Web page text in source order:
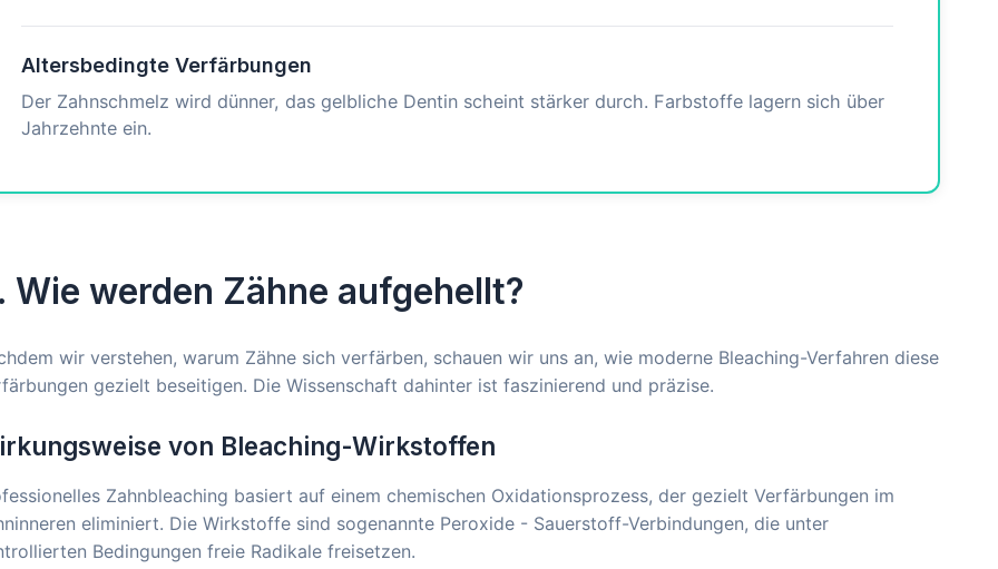
Altersbedingte Verfärbungen
Der Zahnschmelz wird dünner, das gelbliche Dentin scheint stärker durch. Farbstoffe lagern sich über
Jahrzehnte ein.
Wie werden Zähne aufgehellt?
wir verstehen, warum Zähne sich verfärben, schauen wir uns an, wie moderne Bleaching-Verfahren diese
gezielt beseitigen. Die Wissenschaft dahinter ist faszinierend und präzise.
von Bleaching-Wirkstoffen
Zahnbleaching basiert auf einem chemischen Oxidationsprozess, der gezielt Verfärbungen im
eliminiert. Die Wirkstoffe sind sogenannte Peroxide - Sauerstoff-Verbindungen, die unter
Bedingungen freie Radikale freisetzen.